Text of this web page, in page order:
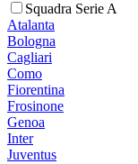
Squadra Serie A
Atalanta
Bologna
Cagliari
Como
Fiorentina
Frosinone
Genoa
Inter
Juventus